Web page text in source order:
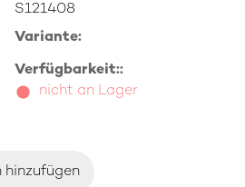
S121408
Variante:
Verfügbarkeit::
nicht an Lager
hinzufügen